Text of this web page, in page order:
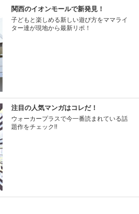
関西のイオンモールで新発見！
子どもと楽しめる新しい遊び方をママライ
ター達が現地から最新リポ！
注目の人気マンガはコレだ！
ウォーカープラスで今一番読まれている話
題作をチェック!!